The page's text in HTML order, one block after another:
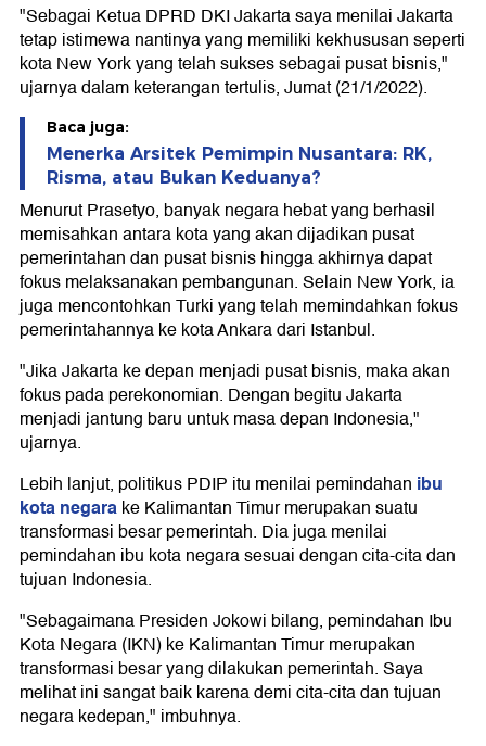
"Sebagai Ketua DPRD DKI Jakarta saya menilai Jakarta
tetap istimewa nantinya yang memiliki kekhususan seperti
kota New York yang telah sukses sebagai pusat bisnis,"
ujarnya dalam keterangan tertulis, Jumat (21/1/2022).
Baca juga:
Menerka Arsitek Pemimpin Nusantara: RK,
Risma, atau Bukan Keduanya?
Menurut Prasetyo, banyak negara hebat yang berhasil
memisahkan antara kota yang akan dijadikan pusat
pemerintahan dan pusat bisnis hingga akhirnya dapat
fokus melaksanakan pembangunan. Selain New York, ia
juga mencontohkan Turki yang telah memindahkan fokus
pemerintahannya ke kota Ankara dari Istanbul.
"Jika Jakarta ke depan menjadi pusat bisnis, maka akan
fokus pada perekonomian. Dengan begitu Jakarta
menjadi jantung baru untuk masa depan Indonesia,"
ujarnya.
Lebih lanjut, politikus PDIP itu menilai pemindahan ibu
kota negarake Kalimantan Timur merupakan suatu
transformasi besar pemerintah. Dia juga menilai
pemindahan ibu kota negara sesuai dengan cita-cita dan
tujuan Indonesia.
"Sebagaimana Presiden Jokowi bilang, pemindahan Ibu
Kota Negara (IKN) ke Kalimantan Timur merupakan
transformasi besar yang dilakukan pemerintah. Saya
melihat ini sangat baik karena demi cita-cita dan tujuan
negara kedepan," imbuhnya.